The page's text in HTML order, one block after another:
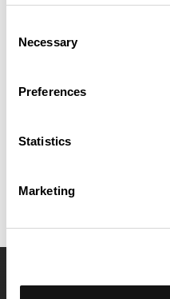
Selection
Necessary
Preferences
Statistics
Marketing
Descubre este recorrido de
Roche-sur-Yon. Este
Calcula unas 3 horas y 3
Fecha de creación del recorrido:
Última actualización de la ficha
OpenRunner